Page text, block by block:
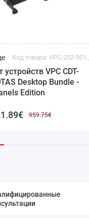
привести к
VPC CDT-
Desktop Bundle -
Edition
959.75€